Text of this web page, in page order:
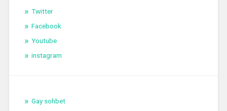
Twitter
Facebook
Youtube
instagram
Gay sohbet